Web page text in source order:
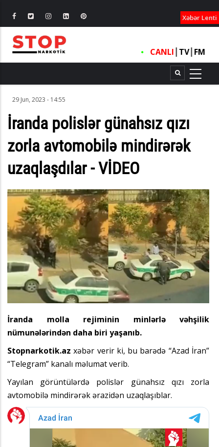
Xəbər Lenti
CANLI TV┃ FM
29 Jun, 2023 - 14:55
İranda polislər günahsız qızı
zorla avtomobilə mindirərək
uzaqlaşdılar - VİDEO
İranda molla rejiminin minlərlə vəhşilik
nümunələrindən daha biri yaşanıb.
Stopnarkotik.az xəbər verir ki, bu barədə “Azad İran”
“Telegram” kanalı məlumat verib.
Yayılan görüntülərdə polislər günahsız qızı zorla
avtomobilə mindirərək ərazidən uzaqlaşıblar.